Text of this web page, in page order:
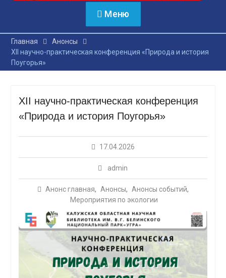
Меню
Главная
Анонсы
ХII научно-практическая конференция «Природа и история
Поугорья»
ХII научно-практическая конференция
«Природа и история Поугорья»
17.04.2026
admin
Анонс главная, Анонсы, Анонсы событий,
Мероприятия по экологии